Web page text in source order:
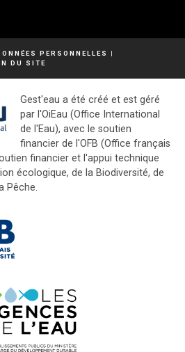
PERSONNELLES
|
DU SITE
Gest'eau a été créé et est géré
par l'OiEau (Office International
de l'Eau), avec le soutien
financier de l'OFB (Office français
financier et l'appui technique
écologique, de la Biodiversité, de
Pêche.